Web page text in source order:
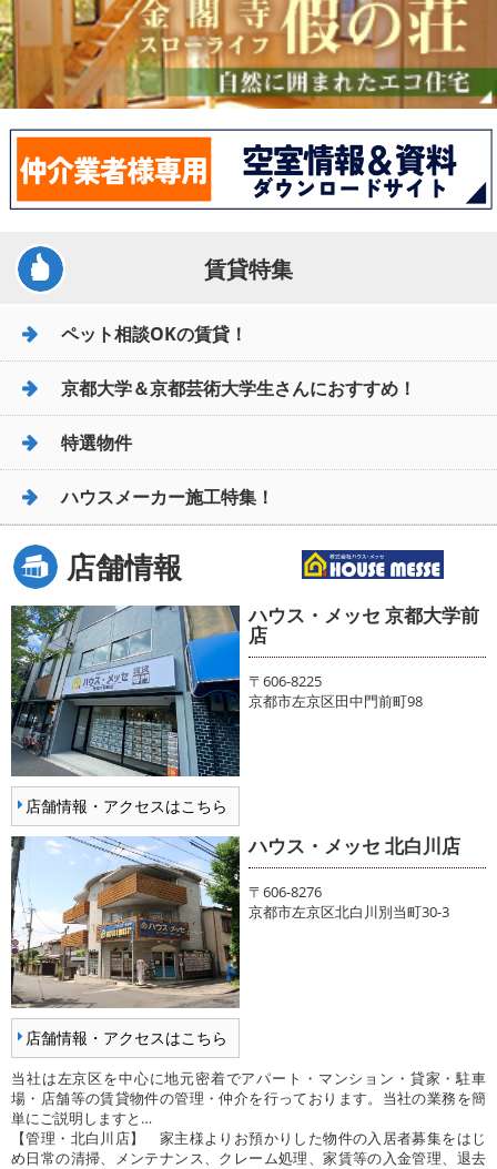
賃貸特集
ペット相談OKの賃貸！
京都大学＆京都芸術大学生さんにおすすめ！
特選物件
ハウスメーカー施工特集！
店舗情報
店舗情報・アクセスはこちら
ハウス・メッセ 京都大学前
店
〒606-8225
京都市左京区田中門前町98
店舗情報・アクセスはこちら
ハウス・メッセ 北白川店
〒606-8276
京都市左京区北白川別当町30-3
当社は左京区を中心に地元密着でアパート・マンション・貸家・駐車
場・店舗等の賃貸物件の管理・仲介を行っております。当社の業務を簡
単にご説明しますと…
【管理・北白川店】 家主様よりお預かりした物件の入居者募集をはじ
め日常の清掃、メンテナンス、クレーム処理、家賃等の入金管理、退去